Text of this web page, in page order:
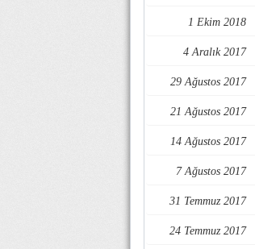
1 Ekim 2018
4 Aralık 2017
29 Ağustos 2017
21 Ağustos 2017
14 Ağustos 2017
7 Ağustos 2017
31 Temmuz 2017
24 Temmuz 2017